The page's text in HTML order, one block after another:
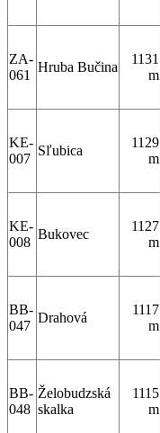
ZA-
061
Hruba Bučina
1131
m
KE-
007
Sľubica
1129
m
KE-
008
Bukovec
1127
m
BB-
047
Drahová
1117
m
BB-
048
Želobudzská
skalka
1115
m